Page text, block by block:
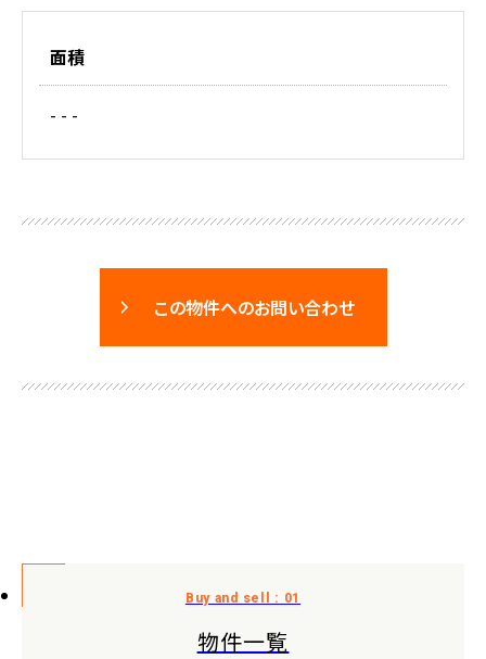
面積
- - -
この物件へのお問い合わせ
物件一覧